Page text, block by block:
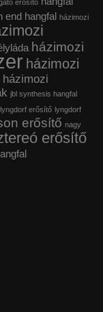
erősítő
end hangfal házimozi
házimozi
házimozi
házimozi
jbl synthesis hangfal
lyngdorf erősítő lyngdorf
erősítő nagy
erősítő